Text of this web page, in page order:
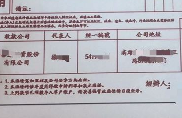
橫掃AI鏈 川湖財報衝上萬金股 19:03
來跑龍套 餅總對新人不手下留情 19:03
獎直播中 20:31
+24小時直播 15:27
新聞台線上直播 18:00